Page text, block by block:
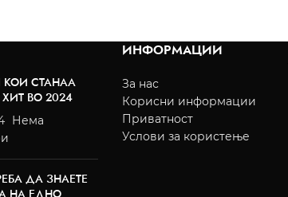
СТАНАА
ВО 2024
Нема
ДА ЗНАЕТЕ
НА ЕДНО
ИНФОРМАЦИИ
За нас
Корисни информации
Приватност
Услови за користење